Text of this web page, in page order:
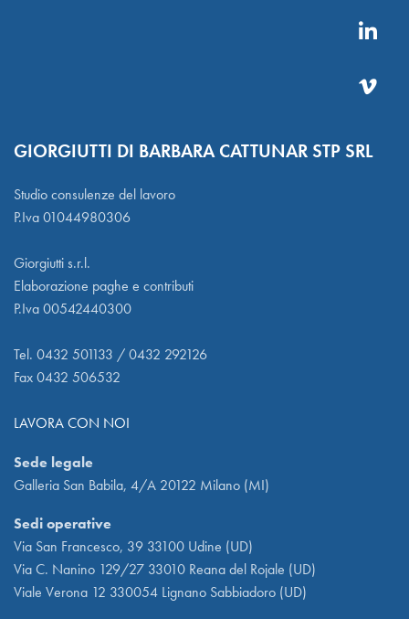
GIORGIUTTI DI BARBARA CATTUNAR STP SRL
Studio consulenze del lavoro
P.Iva 01044980306
Giorgiutti s.r.l.
Elaborazione paghe e contributi
P.Iva 00542440300
Tel. 0432 501133 / 0432 292126
Fax 0432 506532
LAVORA CON NOI
Sede legale
Galleria San Babila, 4/A 20122 Milano (MI)
Sedi operative
Via San Francesco, 39 33100 Udine (UD)
Via C. Nanino 129/27 33010 Reana del Rojale (UD)
Viale Verona 12 330054 Lignano Sabbiadoro (UD)